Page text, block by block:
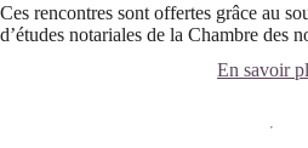
Ces rencontres sont offertes grâce au
d’études notariales de la Chambre des
En savoir